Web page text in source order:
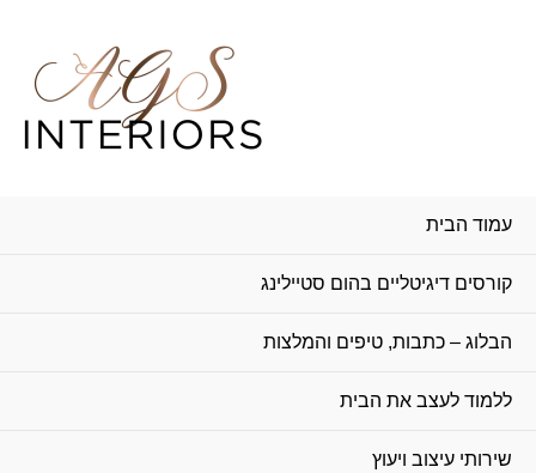
עמוד הבית
קורסים דיגיטליים בהום סטיילינג
הבלוג – כתבות, טיפים והמלצות
ללמוד לעצב את הבית
שירותי עיצוב ויעוץ